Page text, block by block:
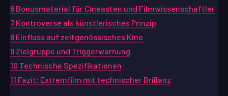
6 Bonusmaterial für Cineasten und Filmwissenschaftler
7 Kontroverse als künstlerisches Prinzip
8 Einfluss auf zeitgenössisches Kino
9 Zielgruppe und Triggerwarnung
10 Technische Spezifikationen
11 Fazit: Extremfilm mit technischer Brillanz